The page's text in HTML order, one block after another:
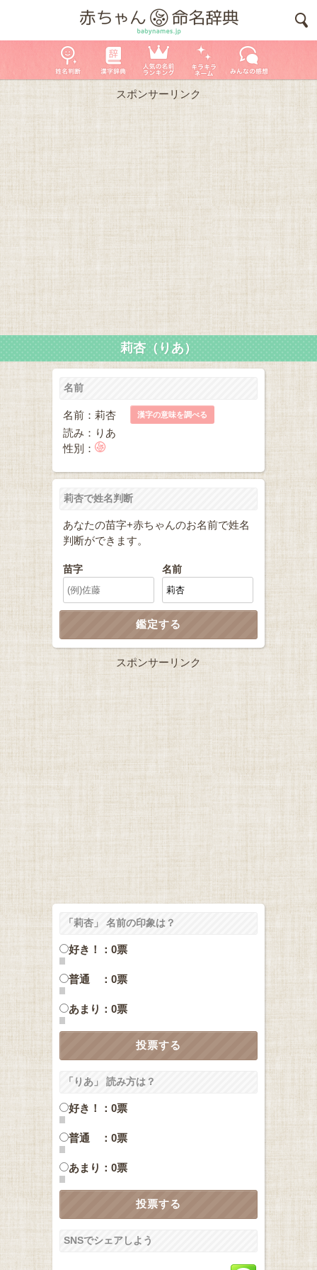
スポンサーリンク
莉杏（りあ）
名前
名前：莉杏 漢字の意味を調べる
読み：りあ
性別：
莉杏で姓名判断
あなたの苗字+赤ちゃんのお名前で姓名
判断ができます。
苗字 名前
スポンサーリンク
「莉杏」 名前の印象は？
好き！：0票
普通 ：0票
あまり：0票
「りあ」 読み方は？
好き！：0票
普通 ：0票
あまり：0票
SNSでシェアしよう